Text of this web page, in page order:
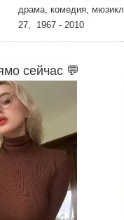
драма, комедия, мюзикл
27, 1967 - 2010
сейчас 💬